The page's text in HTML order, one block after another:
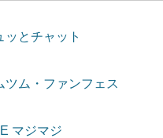
ッとチャット
ツム・ファンフェス
マジマジ